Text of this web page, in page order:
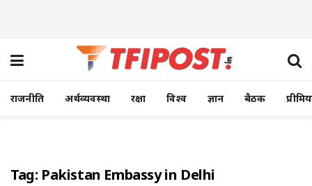
राजनीति अर्थव्यवस्था रक्षा विश्व ज्ञान बैठक
Tag: Pakistan Embassy in Delhi